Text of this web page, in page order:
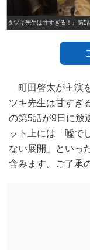
『タツキ先生は甘すぎる！』第
町田啓太が主演
ツキ先生は甘すぎ
の第5話が9日に放
ット上には「嘘で
ない展開」といっ
含みます。ご了承